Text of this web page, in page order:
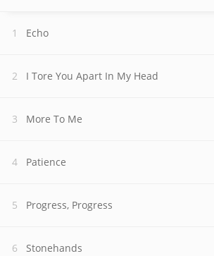
Echo
I Tore You Apart In My Head
More To Me
Patience
Progress, Progress
Stonehands